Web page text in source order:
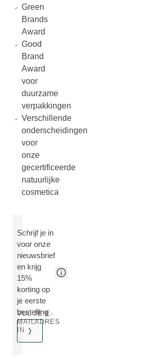
Green
Brands
Award
Good
Brand
Award
voor
duurzame
verpakkingen
Verschillende
onderscheidingen
voor
onze
gecertificeerde
natuurlijke
cosmetica
Schrijf je in
voor onze
nieuwsbrief
en krijg
15%
korting op
je eerste
bestelling
VUL JE E-
MAILADRES
IN